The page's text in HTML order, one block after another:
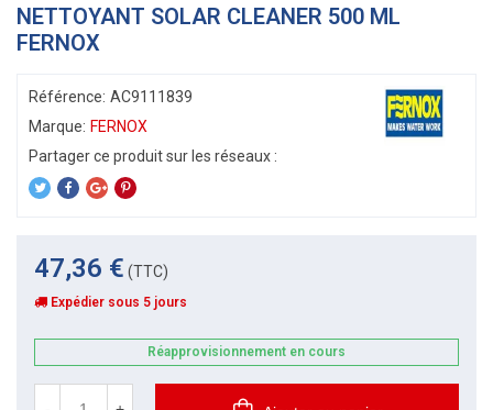
NETTOYANT SOLAR CLEANER 500 ML
FERNOX
Référence: AC9111839
Marque: FERNOX
47,36 € (TTC)
Expédier sous 5 jours
Réapprovisionnement en cours